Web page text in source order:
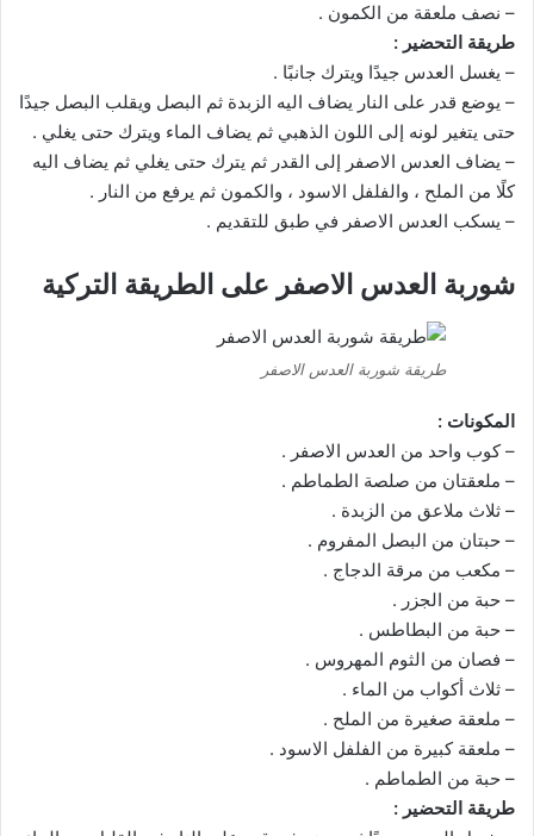
– نصف ملعقة من الكمون .
طريقة التحضير :
– يغسل العدس جيدًا ويترك جانبًا .
– يوضع قدر على النار يضاف اليه الزبدة ثم البصل ويقلب البصل جيدًا
حتى يتغير لونه إلى اللون الذهبي ثم يضاف الماء ويترك حتى يغلي .
– يضاف العدس الاصفر إلى القدر ثم يترك حتى يغلي ثم يضاف اليه
كلًا من الملح ، والفلفل الاسود ، والكمون ثم يرفع من النار .
– يسكب العدس الاصفر في طبق للتقديم .
شوربة العدس الاصفر على الطريقة التركية
طريقة شوربة العدس الاصفر
المكونات :
– كوب واحد من العدس الاصفر .
– ملعقتان من صلصة الطماطم .
– ثلاث ملاعق من الزبدة .
– حبتان من البصل المفروم .
– مكعب من مرقة الدجاج .
– حبة من الجزر .
– حبة من البطاطس .
– فصان من الثوم المهروس .
– ثلاث أكواب من الماء .
– ملعقة صغيرة من الملح .
– ملعقة كبيرة من الفلفل الاسود .
– حبة من الطماطم .
طريقة التحضير :